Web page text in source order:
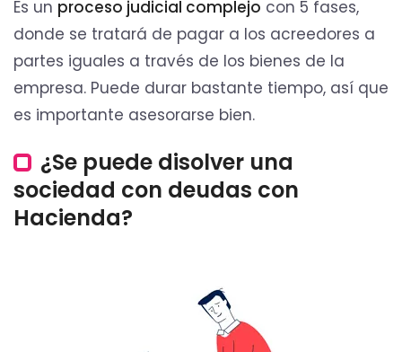
Es un proceso judicial complejo con 5 fases,
donde se tratará de pagar a los acreedores a
partes iguales a través de los bienes de la
empresa. Puede durar bastante tiempo, así que
es importante asesorarse bien.
¿Se puede disolver una
sociedad con deudas con
Hacienda?